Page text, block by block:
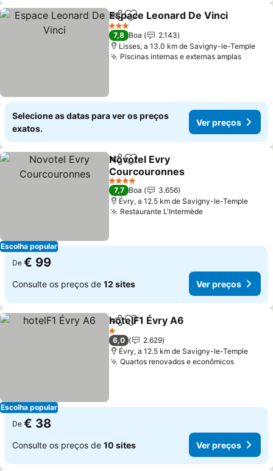
PartilharAdicionar aos favoritos
Espace Leonard De Vinci
3 Estrelas
7,8 Boa
2.143
Lisses, a 13.0 km de Savigny-le-Temple
Piscinas internas e externas amplasVer
Selecione as datas para ver os preços
exatos.
Ver preços
Escolha popular
PartilharAdicionar aos favoritos
Novotel Evry
Courcouronnes
Ver preços
4 Estrelas
7,7 Boa
3.656
Évry, a 12.5 km de Savigny-le-Temple
Restaurante L'IntermèdeVer preços
De € 99
Consulte os preços de 12 sites Ver preços
Escolha popular
PartilharAdicionar aos favoritos
hotelF1 Évry A6
1 Estrelas
6,0
2.629
Évry, a 12.5 km de Savigny-le-Temple
Quartos renovados e econômicosVer
De € 38
Consulte os preços de 10 sites Ver preços